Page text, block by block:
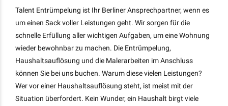
Talent Entrümpelung ist Ihr Berliner Ansprechpartner, wenn es
um einen Sack voller Leistungen geht. Wir sorgen für die
schnelle Erfüllung aller wichtigen Aufgaben, um eine Wohnung
wieder bewohnbar zu machen. Die Entrümpelung,
Haushaltsauflösung und die Malerarbeiten im Anschluss
können Sie bei uns buchen. Warum diese vielen Leistungen?
Wer vor einer Haushaltsauflösung steht, ist meist mit der
Situation überfordert. Kein Wunder, ein Haushalt birgt viele